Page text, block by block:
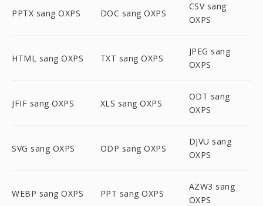
PPTX sang OXPS DOC sang OXPS
CSV sang
OXPS
HTML sang OXPS TXT sang OXPS
JPEG sang
OXPS
JFIF sang OXPS XLS sang OXPS
ODT sang
OXPS
SVG sang OXPS ODP sang OXPS
DJVU sang
OXPS
WEBP sang OXPS PPT sang OXPS
AZW3 sang
OXPS